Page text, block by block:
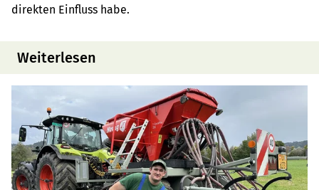
direkten Einfluss habe.
Weiterlesen